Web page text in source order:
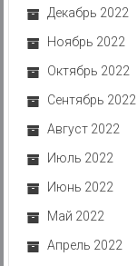
Декабрь 2022
Ноябрь 2022
Октябрь 2022
Сентябрь 2022
Август 2022
Июль 2022
Июнь 2022
Май 2022
Апрель 2022